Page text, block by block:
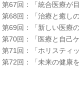
第67回：「統合医療が
第68回：「治療と癒し
第69回：「新しい医療
第70回：「医療と自己
第71回：「ホリスティ
第72回：「未来の健康